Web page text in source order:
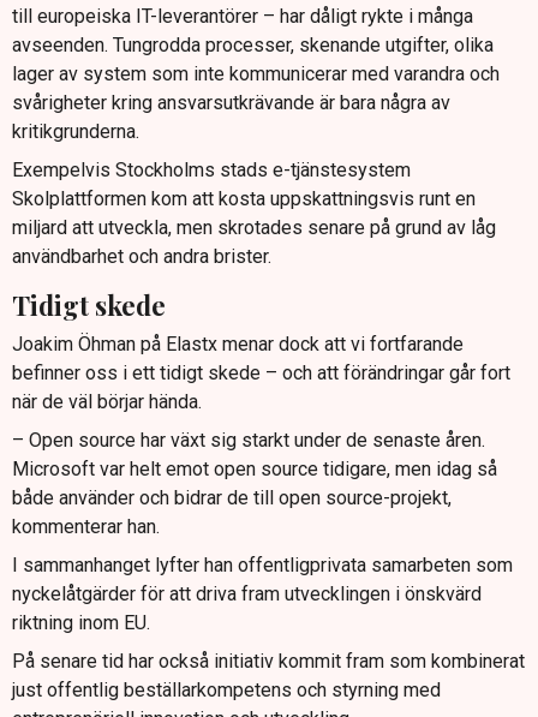
till europeiska IT-leverantörer – har dåligt rykte i många
avseenden. Tungrodda processer, skenande utgifter, olika
lager av system som inte kommunicerar med varandra och
svårigheter kring ansvarsutkrävande är bara några av
kritikgrunderna.
Exempelvis Stockholms stads e-tjänstesystem
Skolplattformen kom att kosta uppskattningsvis runt en
miljard att utveckla, men skrotades senare på grund av låg
användbarhet och andra brister.
Tidigt skede
Joakim Öhman på Elastx menar dock att vi fortfarande
befinner oss i ett tidigt skede – och att förändringar går fort
när de väl börjar hända.
– Open source har växt sig starkt under de senaste åren.
Microsoft var helt emot open source tidigare, men idag så
både använder och bidrar de till open source-projekt,
kommenterar han.
I sammanhanget lyfter han offentligprivata samarbeten som
nyckelåtgärder för att driva fram utvecklingen i önskvärd
riktning inom EU.
På senare tid har också initiativ kommit fram som kombinerat
just offentlig beställarkompetens och styrning med